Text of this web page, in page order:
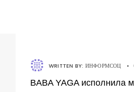
WRITTEN BY: ИНФОРМСОЦ •
BABA YAGA исполнила